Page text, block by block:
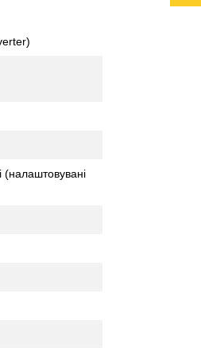
(налаштовувані